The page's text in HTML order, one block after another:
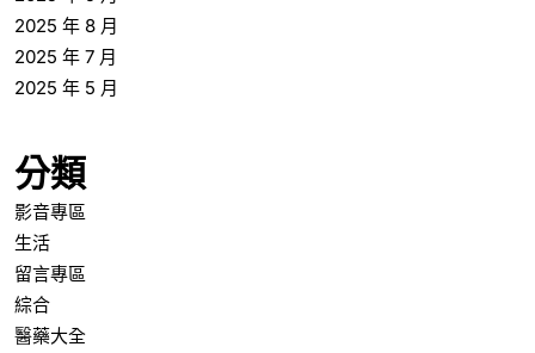
2025 年 8 月
2025 年 7 月
2025 年 5 月
分類
影音專區
生活
留言專區
綜合
醫藥大全